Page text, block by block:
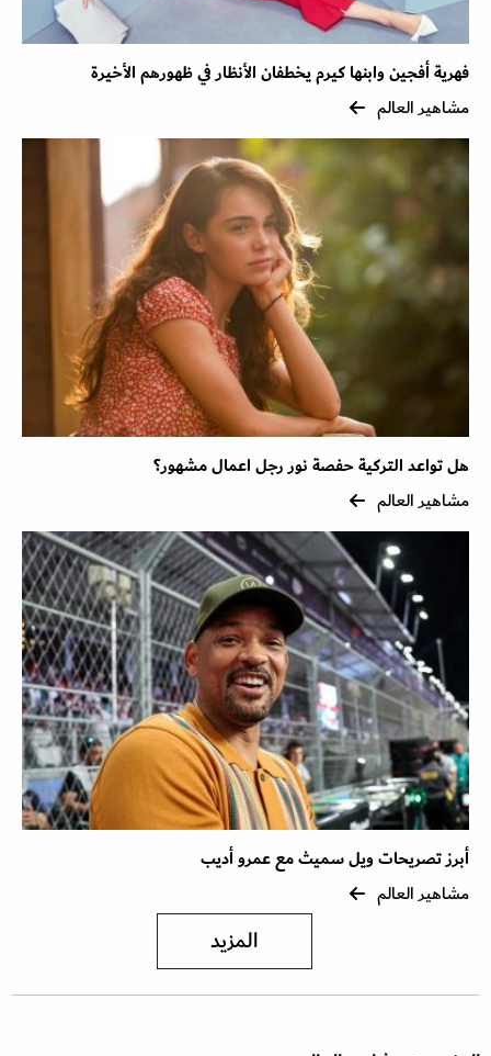
فهرية أفجين وابنها كيرم يخطفان الأنظار في ظهورهم الأخيرة
مشاهير العالم
هل تواعد التركية حفصة نور رجل اعمال مشهور؟
مشاهير العالم
أبرز تصريحات ويل سميث مع عمرو أديب
مشاهير العالم
المزيد